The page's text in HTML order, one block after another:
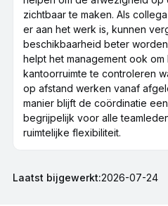
zichtbaar te maken. Als
er aan het werk is, kunnen
beschikbaarheid beter
helpt het management ook
kantoorruimte te controleren
op afstand werken vanaf
manier blijft de coördinatie
begrijpelijk voor alle
ruimtelijke flexibiliteit.
Laatst bijgewerkt:2026-07-24